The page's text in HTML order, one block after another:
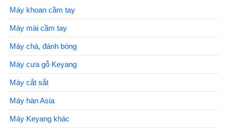
Máy khoan cầm tay
Máy mài cầm tay
Máy chà, đánh bóng
Máy cưa gỗ Keyang
Máy cắt sắt
Máy hàn Asia
Máy Keyang khác